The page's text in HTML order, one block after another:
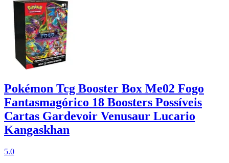
Pokémon Tcg Booster Box Me02 Fogo
Fantasmagórico 18 Boosters Possíveis
Cartas Gardevoir Venusaur Lucario
Kangaskhan
5.0